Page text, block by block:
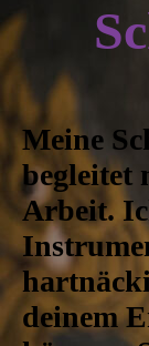
Meine
begleitet
Arbeit.
deinem